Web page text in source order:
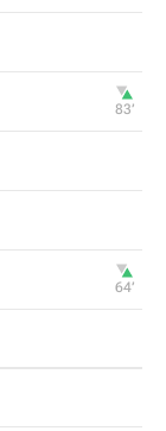
83‎’‎
64‎’‎